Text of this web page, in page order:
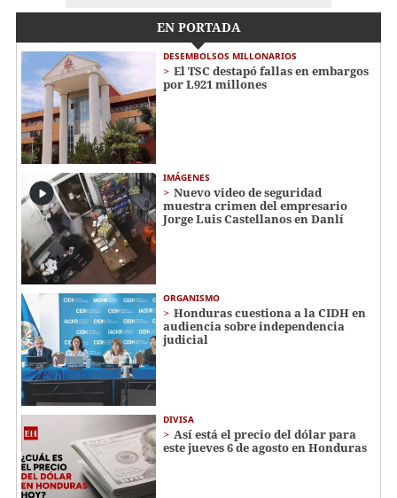
EN PORTADA
DESEMBOLSOS MILLONARIOS
El TSC destapó fallas en embargos
por L921 millones
IMÁGENES
Nuevo video de seguridad
muestra crimen del empresario
Jorge Luis Castellanos en Danlí
ORGANISMO
Honduras cuestiona a la CIDH en
audiencia sobre independencia
judicial
DIVISA
Así está el precio del dólar para
este jueves 6 de agosto en Honduras